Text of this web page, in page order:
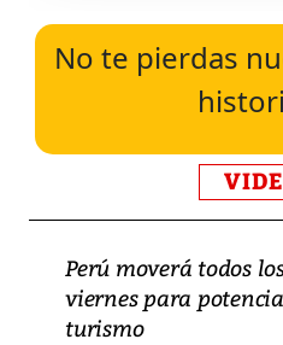
No te pierdas
Perú moverá todos
viernes para
turismo